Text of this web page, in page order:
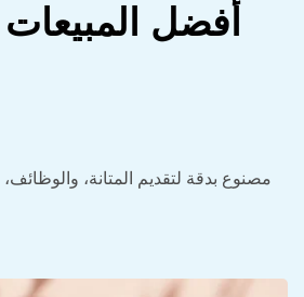
أفضل
مصنوع بدقة لتقديم المتانة، والوظائف،